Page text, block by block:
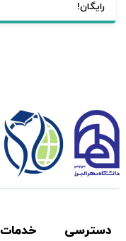
رایگان!
دسترسی
خدمات